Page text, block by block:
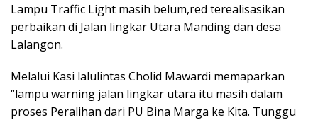
Lampu Traffic Light masih belum,red terealisasikan
perbaikan di Jalan lingkar Utara Manding dan desa
Lalangon.
Melalui Kasi lalulintas Cholid Mawardi memaparkan
“lampu warning jalan lingkar utara itu masih dalam
proses Peralihan dari PU Bina Marga ke Kita. Tunggu